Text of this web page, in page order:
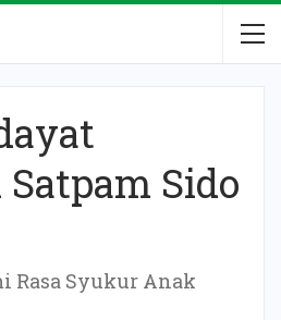
Sido
Rasa Syukur Anak